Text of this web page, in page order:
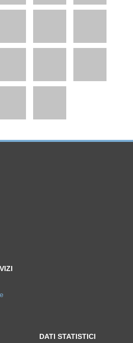
DATI STATISTICI